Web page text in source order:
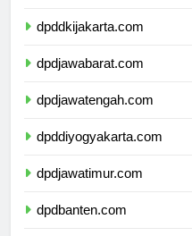
dpddkijakarta.com
dpdjawabarat.com
dpdjawatengah.com
dpddiyogyakarta.com
dpdjawatimur.com
dpdbanten.com